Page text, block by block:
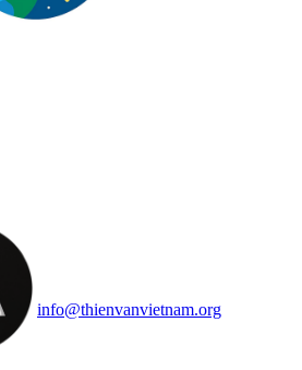
info@thienvanvietnam.org